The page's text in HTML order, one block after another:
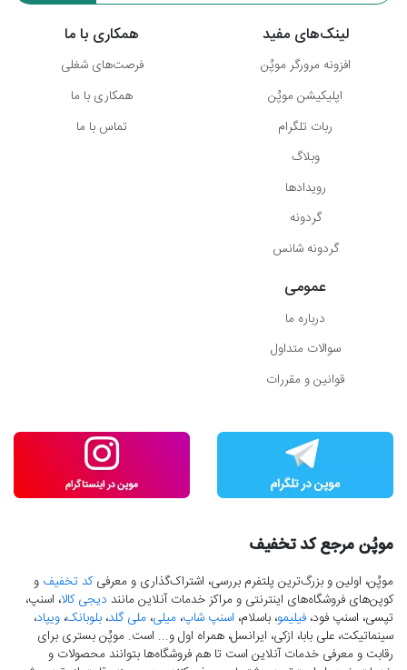
لینک‌های مفید
افزونه مرورگر موپُن
اپلیکیشن موپُن
ربات تلگرام
وبلاگ
رویدادها
گردونه
گردونه شانس
همکاری با ما
فرصت‌های شغلی
همکاری با ما
تماس با ما
عمومی
درباره ما
سوالات متداول
قوانین و مقررات
موپُن مرجع کد تخفیف
موپُن، اولین و بزرگ‌ترین پلتفرم بررسی، اشتراک‌گذاری و معرفیکد تخفیف و
کوپن‌های فروشگاه‌های اینترنتی و مراکز خدمات آنلاین مانند دیجی کالا، اسنپ،
تپسی، اسنپ فود، فیلیمو، باسلام، اسنپ شاپ، میلی، ملی گلد، بلوبانک، ویپاد،
سینماتیکت، علی بابا، ازکی، ایرانسل، همراه اول و... است. موپُن بستری برای
رقابت و معرفی خدمات آنلاین است تا هم فروشگاه‌ها بتوانند محصولات و